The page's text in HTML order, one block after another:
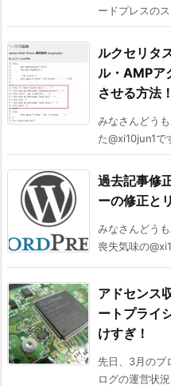
ードプレスの
ルクセリタ
ル・AMPア
させる方法
みなさんどう
た@xi10jun1
過去記事修
ーの修正と
みなさんどう
喪失気味の
アドセンス
ートプライ
けすぎ！
先日、3月のブ
ログの運営状